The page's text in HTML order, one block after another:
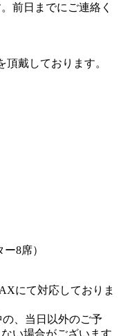
前日までにご連絡く
頂戴しております。
8席）
にて対応しておりま
、当日以外のご予